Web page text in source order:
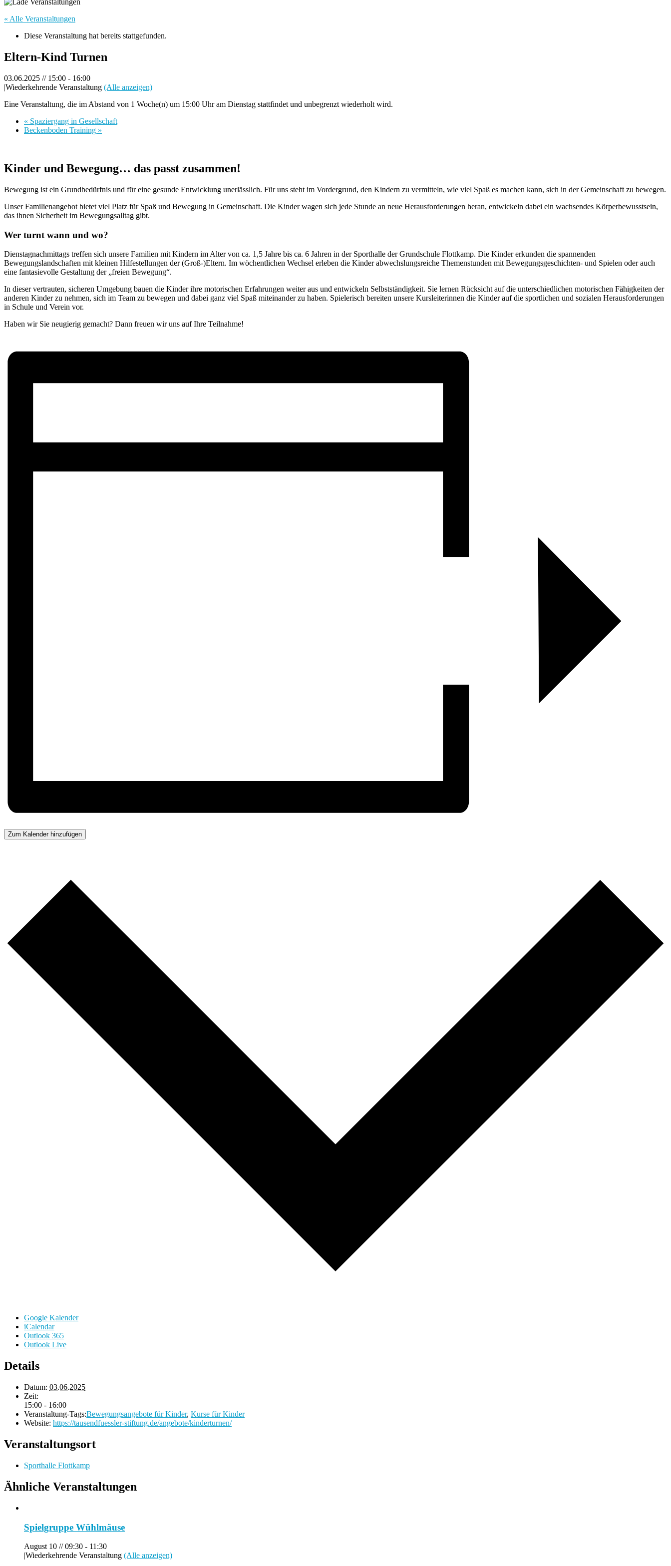
« Alle Veranstaltungen
Diese Veranstaltung hat bereits stattgefunden.
Eltern-Kind Turnen
03.06.2025 // 15:00 - 16:00
|Wiederkehrende Veranstaltung (Alle anzeigen)
Eine Veranstaltung, die im Abstand von 1 Woche(n) um 15:00 Uhr am Dienstag stattfindet und unbegrenzt wiederholt wird.
« Spaziergang in Gesellschaft
Beckenboden Training »
Kinder und Bewegung… das passt zusammen!
Bewegung ist ein Grundbedürfnis und für eine gesunde Entwicklung unerlässlich. Für uns steht im Vordergrund, den Kindern zu vermitteln, wie viel Spaß es machen kann, sich in der Gemeinschaft zu bewegen.
Unser Familienangebot bietet viel Platz für Spaß und Bewegung in Gemeinschaft. Die Kinder wagen sich jede Stunde an neue Herausforderungen heran, entwickeln dabei ein wachsendes Körperbewusstsein,
das ihnen Sicherheit im Bewegungsalltag gibt.
Wer turnt wann und wo?
Dienstagnachmittags treffen sich unsere Familien mit Kindern im Alter von ca. 1,5 Jahre bis ca. 6 Jahren in der Sporthalle der Grundschule Flottkamp. Die Kinder erkunden die spannenden
Bewegungslandschaften mit kleinen Hilfestellungen der (Groß-)Eltern. Im wöchentlichen Wechsel erleben die Kinder abwechslungsreiche Themenstunden mit Bewegungsgeschichten- und Spielen oder auch
eine fantasievolle Gestaltung der „freien Bewegung“.
In dieser vertrauten, sicheren Umgebung bauen die Kinder ihre motorischen Erfahrungen weiter aus und entwickeln Selbstständigkeit. Sie lernen Rücksicht auf die unterschiedlichen motorischen Fähigkeiten der
anderen Kinder zu nehmen, sich im Team zu bewegen und dabei ganz viel Spaß miteinander zu haben. Spielerisch bereiten unsere Kursleiterinnen die Kinder auf die sportlichen und sozialen Herausforderungen
in Schule und Verein vor.
Haben wir Sie neugierig gemacht? Dann freuen wir uns auf Ihre Teilnahme!
Zum Kalender hinzufügen
Google Kalender
iCalendar
Outlook 365
Outlook Live
Details
Datum: 03.06.2025
Zeit:
15:00 - 16:00
Veranstaltung-Tags:Bewegungsangebote für Kinder, Kurse für Kinder
Website: https://tausendfuessler-stiftung.de/angebote/kinderturnen/
Veranstaltungsort
Sporthalle Flottkamp
Ähnliche Veranstaltungen
Spielgruppe Wühlmäuse
August 10 // 09:30 - 11:30
|Wiederkehrende Veranstaltung (Alle anzeigen)